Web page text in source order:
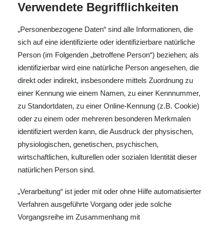
Verwendete Begrifflichkeiten
„Personenbezogene Daten“ sind alle Informationen, die
sich auf eine identifizierte oder identifizierbare natürliche
Person (im Folgenden „betroffene Person“) beziehen; als
identifizierbar wird eine natürliche Person angesehen, die
direkt oder indirekt, insbesondere mittels Zuordnung zu
einer Kennung wie einem Namen, zu einer Kennnummer,
zu Standortdaten, zu einer Online-Kennung (z.B. Cookie)
oder zu einem oder mehreren besonderen Merkmalen
identifiziert werden kann, die Ausdruck der physischen,
physiologischen, genetischen, psychischen,
wirtschaftlichen, kulturellen oder sozialen Identität dieser
natürlichen Person sind.
„Verarbeitung“ ist jeder mit oder ohne Hilfe automatisierter
Verfahren ausgeführte Vorgang oder jede solche
Vorgangsreihe im Zusammenhang mit